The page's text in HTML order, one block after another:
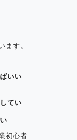
ます。
いい
てい
初心者